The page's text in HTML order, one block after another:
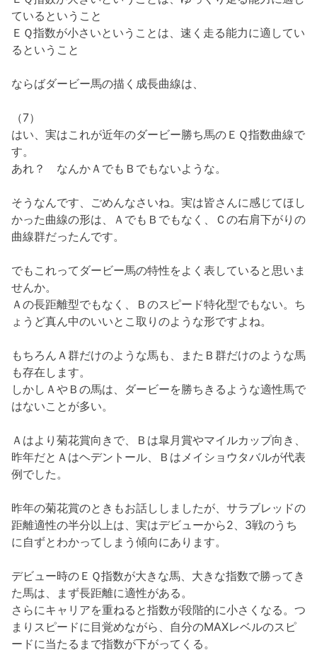
ているということ
ＥＱ指数が小さいということは、速く走る能力に適してい
るということ
ならばダービー馬の描く成長曲線は、
（7）
はい、実はこれが近年のダービー勝ち馬のＥＱ指数曲線で
す。
あれ？ なんかＡでもＢでもないような。
そうなんです、ごめんなさいね。実は皆さんに感じてほし
かった曲線の形は、ＡでもＢでもなく、Ｃの右肩下がりの
曲線群だったんです。
でもこれってダービー馬の特性をよく表していると思いま
せんか。
Ａの長距離型でもなく、Ｂのスピード特化型でもない。ち
ょうど真ん中のいいとこ取りのような形ですよね。
もちろんＡ群だけのような馬も、またＢ群だけのような馬
も存在します。
しかしＡやＢの馬は、ダービーを勝ちきるような適性馬で
はないことが多い。
Ａはより菊花賞向きで、Ｂは皐月賞やマイルカップ向き、
昨年だとＡはヘデントール、Ｂはメイショウタバルが代表
例でした。
昨年の菊花賞のときもお話ししましたが、サラブレッドの
距離適性の半分以上は、実はデビューから2、3戦のうち
に自ずとわかってしまう傾向にあります。
デビュー時のＥＱ指数が大きな馬、大きな指数で勝ってき
た馬は、まず長距離に適性がある。
さらにキャリアを重ねると指数が段階的に小さくなる。つ
まりスピードに目覚めながら、自分のMAXレベルのスピ
ードに当たるまで指数が下がってくる。